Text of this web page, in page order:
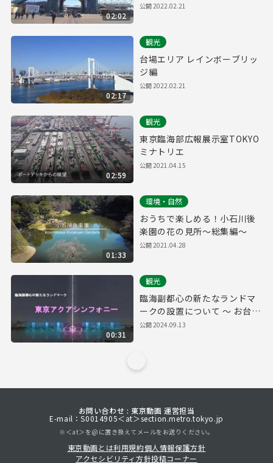
02:02
公開2022.02.21
02:17
観光
台場エリア レインボーブリッ
ジ編
公開2022.02.21
02:59
観光
東京臨海部広報展示室TOKYO
ミナトリエ
公開2021.04.15
01:33
環境・自然
おうちで楽しめる！小石川後
楽園の花の見所～総集編～
公開2021.04.28
00:31
観光
臨海副都心の新たなランドマ
ークの設置について ～ お台場
海浜公園に噴水「東京アクア
公開2024.09.13
お問い合わせ : 東京動画 運営担当
E-mail：S0014905＜at＞section.metro.tokyo.jp
※＜at＞を@に置き換えてメールをお送りください。
東京動画とは利用規約個人情報保護方針
アクセシビリティ方針投稿コーナー